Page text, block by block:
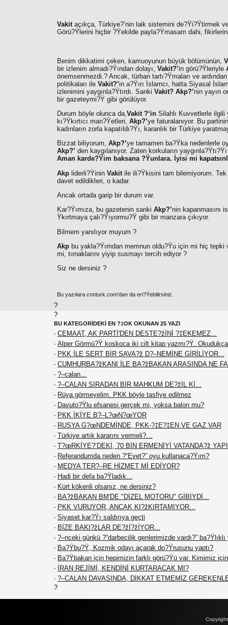
Vakit açıkça, Türkiye?’nin laik sistemini de?Ÿi?Ÿtirmek
Görü?Ÿlerini hiçbir ?Ÿekilde payla?Ÿmasam dahi, fikirlerini
Benim dikkatimi çeken, kamuoyunun büyük bölümünün,
bir izlenim almadı?Ÿından dolayı, Vakit?’in görü?Ÿleriyle
önemsenmezdi.? Ancak, türban tartı?Ÿmaları ve
politikaları ile Vakit?’in a?Ÿırı İslamcı, hatta Siyasal
izlenimini yaygınla?Ÿtırdı. Sanki Vakit? Akp?’nin yayın
bir gazeteymi?Ÿ gibi görülüyor.
Durum böyle olunca da, Vakit ?‘in Silahlı Kuvvetlerle ilgili
kı?Ÿkırtıcı man?Ÿetleri, Akp?’ye faturalanıyor. Bu
kadınların zorla kapatıldı?Ÿı, karanlık bir Türkiye
Bizzat biliyorum, Akp?’ye tamamen ba?Ÿka nedenlerle
Akp?’ den kaygılanıyor. Zaten korkuların
Aman karde?Ÿim baksana ?Ÿunlara. İyisi mi
Akp liderli?Ÿinin Vakit ile ili?Ÿkisini tam bilemiyorum.
davet edildikleri, o kadar.
Ancak ortada garip bir durum var.
Kar?Ÿımıza, bu gazetenin sanki Akp?’nin kapanmasını
Ÿkırtmaya çalı?Ÿıyormu?Ÿ gibi bir manzara çıkıyor.
Bilmem yanılıyor muyum ?
Akp bu yakla?Ÿımdan memnun oldu?Ÿu için mi hiç
mi, tırnaklarını yiyip susmayı tercih ediyor ?
Siz ne dersiniz ?
Bu yazılara cnnturk.com'dan da eri?Ÿebilirsiniz.
?
?
BU KATEGORİDEKİ EN ?‡OK OKUNAN 25 YAZI
- CEMAAT, AK PARTİ'DEN DESTE?žİNİ ?‡EKEMEZ...
- Alper Görmü?Ÿ koskoca iki cilt kitap yazmı?Ÿ.
- PKK İLE SERT BİR SAVA?ž D?–NEMİNE GİRİLİYOR...
- CUMHURBA?žKANI İLE BA?žBAKAN ARASINDA NE
- ?–calan...
- ?–CALAN SIRADAN BİR MAHKUM DE?žİL Kİ...
- Rüya görmeyelim. PKK böyle tasfiye edilmez
- Davuto?Ÿlu efsanesi gerçek mi, yoksa balon mu?
- PKK İKİYE B?–L?œN?œYOR
- RUSYA G?œNDEMİNDE, PKK-?‡E?‡EN VE GAZ VAR
- Türkiye artık kararını vermeli?…
- T?œRKİYE?’DEKİ, 70 BİN ERMENİYİ VATANDA?ž
- Referandumda neden ?“Evet?” oyu kullanaca?Ÿım?
- MEDYA TER?–RE HİZMET Mİ EDİYOR?
- Hadi bir defa ba?Ÿladık...
- Kürt kökenli olsanız, ne dersiniz?
- BA?žBAKAN BM'DE "DİZEL MOTORU" GİBİYDİ...
- PKK VURUYOR, ANCAK KI?žKIRTAMIYOR...
- Siyaset kar?Ÿı saldırıya geçti
- BİZE BAKI?žLAR DE?žİ?žİYOR...
- ?–nceki günkü ?“darbecilik genlerimizde vardı?”
- Ba?Ÿbu?Ÿ, Kozmik odayı açarak do?Ÿrusunu yaptı?
- Ba?Ÿbakan için hepimizin farklı görü?Ÿü var. Kimimiz
- İRAN REJİMİ, KENDİNİ KURTARACAK MI?
- ?–CALAN DAVASINDA, DİKKAT ETMEMİZ
?